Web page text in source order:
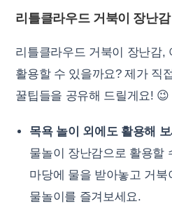
리틀클라우드 거북이 장난
리틀클라우드 거북이 장난감,
활용할 수 있을까요? 제가 직
꿀팁들을 공유해 드릴게요! 😉
목욕 놀이 외에도 활용해
물놀이 장난감으로 활용할
마당에 물을 받아놓고 거
물놀이를 즐겨보세요.